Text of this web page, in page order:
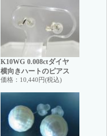
K10WG 0.008ctダイヤ
横向きハートのピアス
価格： 10,440円(税込)